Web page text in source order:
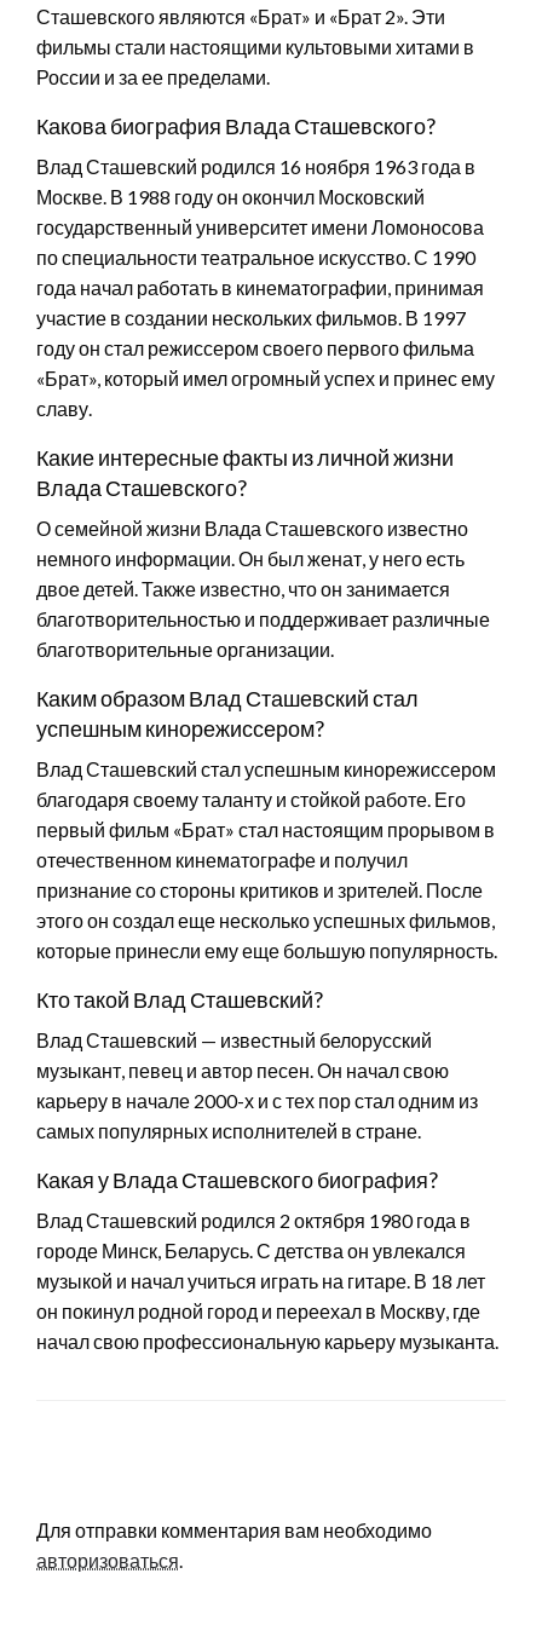
Сташевского являются «Брат» и «Брат 2». Эти
фильмы стали настоящими культовыми хитами в
России и за ее пределами.
Какова биография Влада Сташевского?
Влад Сташевский родился 16 ноября 1963 года в
Москве. В 1988 году он окончил Московский
государственный университет имени Ломоносова
по специальности театральное искусство. С 1990
года начал работать в кинематографии, принимая
участие в создании нескольких фильмов. В 1997
году он стал режиссером своего первого фильма
«Брат», который имел огромный успех и принес ему
славу.
Какие интересные факты из личной жизни
Влада Сташевского?
О семейной жизни Влада Сташевского известно
немного информации. Он был женат, у него есть
двое детей. Также известно, что он занимается
благотворительностью и поддерживает различные
благотворительные организации.
Каким образом Влад Сташевский стал
успешным кинорежиссером?
Влад Сташевский стал успешным кинорежиссером
благодаря своему таланту и стойкой работе. Его
первый фильм «Брат» стал настоящим прорывом в
отечественном кинематографе и получил
признание со стороны критиков и зрителей. После
этого он создал еще несколько успешных фильмов,
которые принесли ему еще большую популярность.
Кто такой Влад Сташевский?
Влад Сташевский — известный белорусский
музыкант, певец и автор песен. Он начал свою
карьеру в начале 2000-х и с тех пор стал одним из
самых популярных исполнителей в стране.
Какая у Влада Сташевского биография?
Влад Сташевский родился 2 октября 1980 года в
городе Минск, Беларусь. С детства он увлекался
музыкой и начал учиться играть на гитаре. В 18 лет
он покинул родной город и переехал в Москву, где
начал свою профессиональную карьеру музыканта.
Для отправки комментария вам необходимо
авторизоваться.